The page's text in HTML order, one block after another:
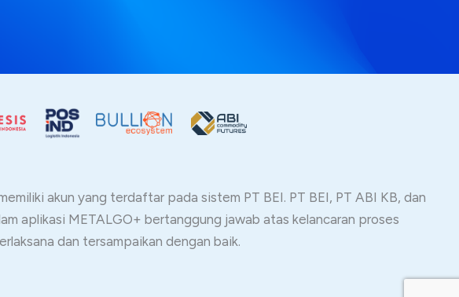
akun yang terdaftar pada sistem PT BEI. PT BEI, PT ABI KB, dan
aplikasi METALGO+ bertanggung jawab atas kelancaran proses
dan tersampaikan dengan baik.